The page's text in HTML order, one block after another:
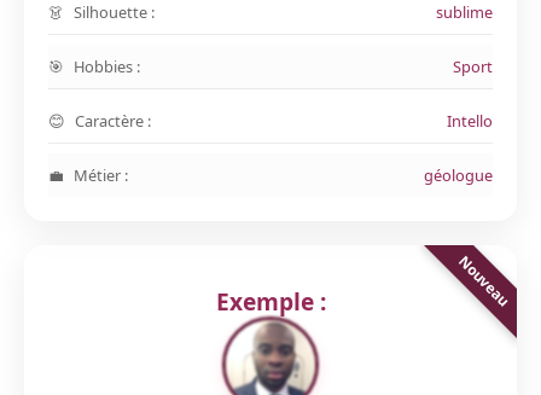
Silhouette : sublime
Hobbies : Sport
Caractère : Intello
Métier : géologue
Exemple :